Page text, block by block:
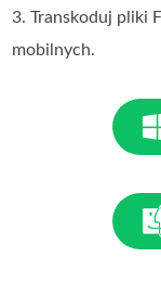
3. Transkoduj pliki
mobilnych.